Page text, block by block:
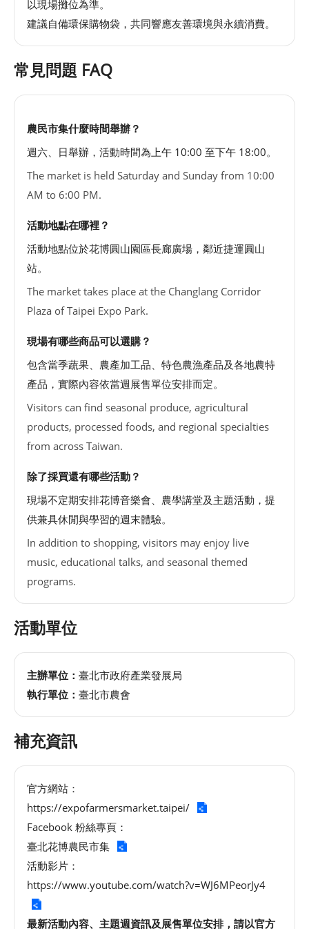
以現場攤位為準。
建議自備環保購物袋，共同響應友善環境與永續消費。
常見問題 FAQ
農民市集什麼時間舉辦？
週六、日舉辦，活動時間為上午 10:00 至下午 18:00。
The market is held Saturday and Sunday from 10:00
AM to 6:00 PM.
活動地點在哪裡？
活動地點位於花博圓山園區長廊廣場，鄰近捷運圓山
站。
The market takes place at the Changlang Corridor
Plaza of Taipei Expo Park.
現場有哪些商品可以選購？
包含當季蔬果、農產加工品、特色農漁產品及各地農特
產品，實際內容依當週展售單位安排而定。
Visitors can find seasonal produce, agricultural
products, processed foods, and regional specialties
from across Taiwan.
除了採買還有哪些活動？
現場不定期安排花博音樂會、農學講堂及主題活動，提
供兼具休閒與學習的週末體驗。
In addition to shopping, visitors may enjoy live
music, educational talks, and seasonal themed
programs.
活動單位
主辦單位： 臺北市政府產業發展局
執行單位： 臺北市農會
補充資訊
官方網站：
https://expofarmersmarket.taipei/
Facebook 粉絲專頁：
臺北花博農民市集
活動影片：
https://www.youtube.com/watch?v=WJ6MPeorJy4
最新活動內容、主題週資訊及展售單位安排，請以官方